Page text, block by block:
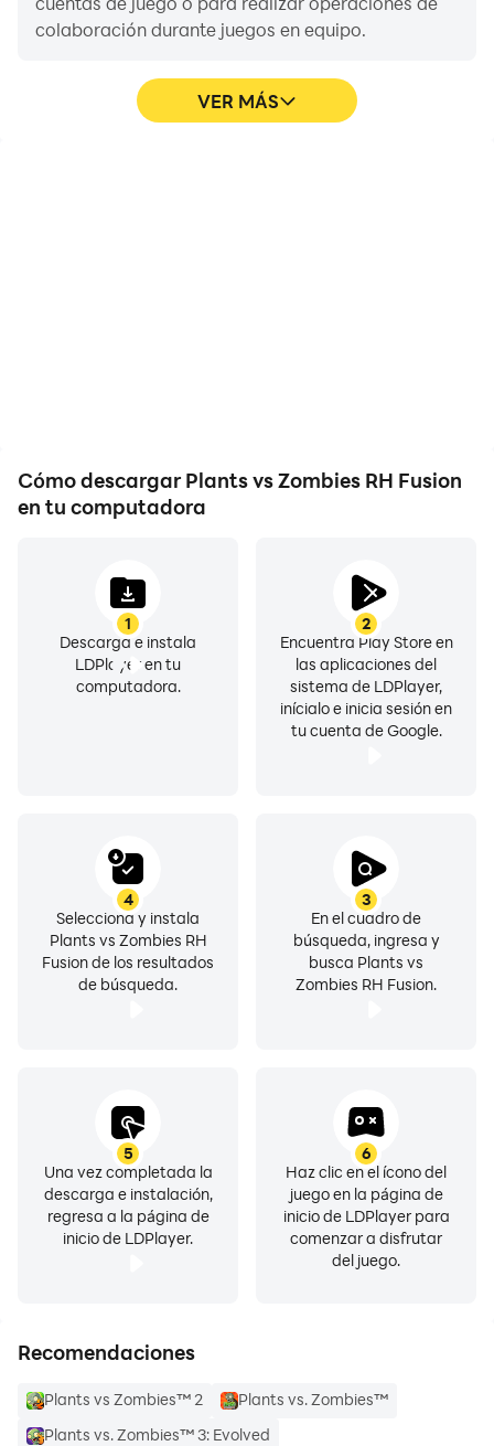
colaboración durante juegos en equipo.
VER MÁS
Cómo descargar Plants vs Zombies RH Fusion
en tu computadora
1
Descarga e instala
LDPlayer en tu
computadora.
2
Encuentra Play Store en
las aplicaciones del
sistema de LDPlayer,
inícialo e inicia sesión en
tu cuenta de Google.
3
En el cuadro de
búsqueda, ingresa y
busca Plants vs
Zombies RH Fusion.
4
Selecciona y instala
Plants vs Zombies RH
Fusion de los resultados
de búsqueda.
5
Una vez completada la
descarga e instalación,
regresa a la página de
inicio de LDPlayer.
6
Haz clic en el ícono del
juego en la página de
inicio de LDPlayer para
comenzar a disfrutar
del juego.
Recomendaciones
Plants vs Zombies™ 2
Plants vs. Zombies™
Plants vs. Zombies™ 3: Evolved